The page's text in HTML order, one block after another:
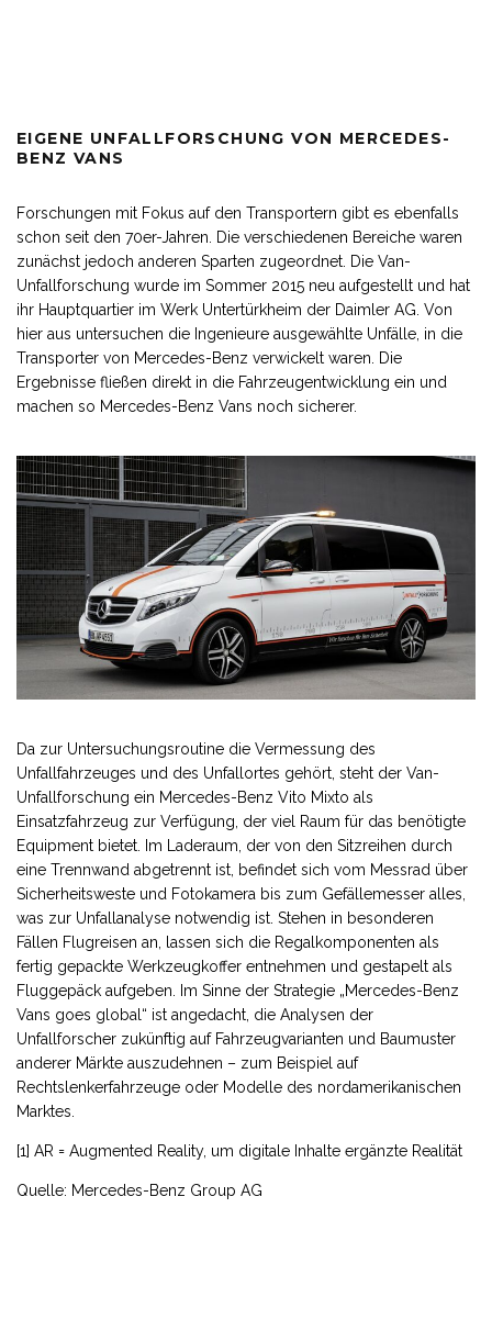
EIGENE UNFALLFORSCHUNG VON MERCEDES-
BENZ VANS
Forschungen mit Fokus auf den Transportern gibt es ebenfalls
schon seit den 70er-Jahren. Die verschiedenen Bereiche waren
zunächst jedoch anderen Sparten zugeordnet. Die Van-
Unfallforschung wurde im Sommer 2015 neu aufgestellt und hat
ihr Hauptquartier im Werk Untertürkheim der Daimler AG. Von
hier aus untersuchen die Ingenieure ausgewählte Unfälle, in die
Transporter von Mercedes-Benz verwickelt waren. Die
Ergebnisse fließen direkt in die Fahrzeugentwicklung ein und
machen so Mercedes-Benz Vans noch sicherer.
Da zur Untersuchungsroutine die Vermessung des
Unfallfahrzeuges und des Unfallortes gehört, steht der Van-
Unfallforschung ein Mercedes-Benz Vito Mixto als
Einsatzfahrzeug zur Verfügung, der viel Raum für das benötigte
Equipment bietet. Im Laderaum, der von den Sitzreihen durch
eine Trennwand abgetrennt ist, befindet sich vom Messrad über
Sicherheitsweste und Fotokamera bis zum Gefällemesser alles,
was zur Unfallanalyse notwendig ist. Stehen in besonderen
Fällen Flugreisen an, lassen sich die Regalkomponenten als
fertig gepackte Werkzeugkoffer entnehmen und gestapelt als
Fluggepäck aufgeben. Im Sinne der Strategie „Mercedes-Benz
Vans goes global“ ist angedacht, die Analysen der
Unfallforscher zukünftig auf Fahrzeugvarianten und Baumuster
anderer Märkte auszudehnen – zum Beispiel auf
Rechtslenkerfahrzeuge oder Modelle des nordamerikanischen
Marktes.
[1] AR = Augmented Reality, um digitale Inhalte ergänzte Realität
Quelle: Mercedes-Benz Group AG